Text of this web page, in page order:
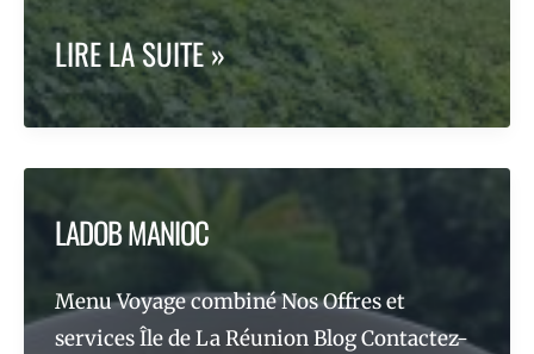
RECETTE
GRATIN
DE
CHOUCHOU
RÉUNION
LIRE LA SUITE »
LADOB MANIOC
Menu Voyage combiné Nos Offres et
services Île de La Réunion Blog Contactez-